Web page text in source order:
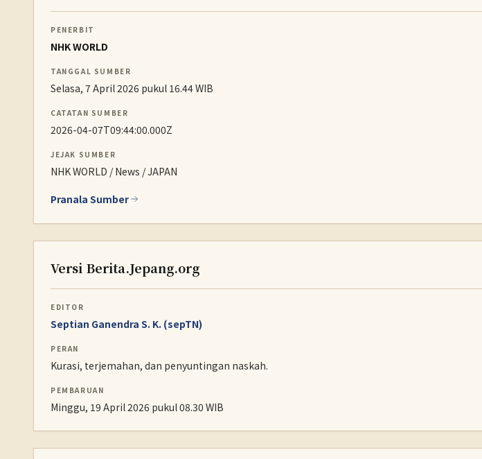
PENERBIT
NHK WORLD
TANGGAL SUMBER
Selasa, 7 April 2026 pukul 16.44 WIB
CATATAN SUMBER
2026-04-07T09:44:00.000Z
JEJAK SUMBER
NHK WORLD / News / JAPAN
Pranala Sumber
Versi Berita.Jepang.org
EDITOR
Septian Ganendra S. K. (sepTN)
PERAN
Kurasi, terjemahan, dan penyuntingan naskah.
PEMBARUAN
Minggu, 19 April 2026 pukul 08.30 WIB